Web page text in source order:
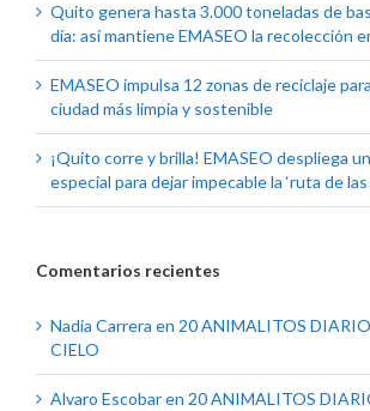
Quito genera hasta 3.000 toneladas de
día: así mantiene EMASEO la recolección
EMASEO impulsa 12 zonas de reciclaje
ciudad más limpia y sostenible
¡Quito corre y brilla! EMASEO despliega
especial para dejar impecable la ‘ruta de
Comentarios recientes
Nadia Carrera en 20 ANIMALITOS
CIELO
Alvaro Escobaren 20 ANIMALITOS